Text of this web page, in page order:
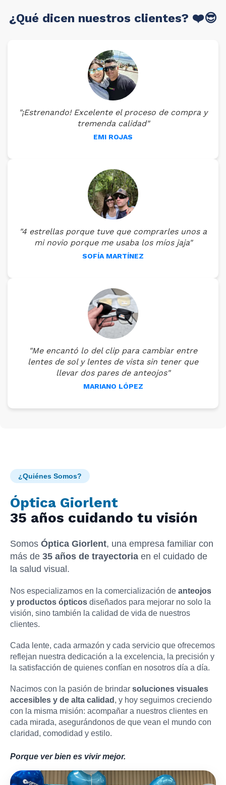
¿Qué dicen nuestros clientes? ❤️😎
"¡Estrenando! Excelente el proceso de compra y
tremenda calidad"
EMI ROJAS
"4 estrellas porque tuve que comprarles unos a
mi novio porque me usaba los míos jaja"
SOFÍA MARTÍNEZ
"Me encantó lo del clip para cambiar entre
lentes de sol y lentes de vista sin tener que
llevar dos pares de anteojos"
MARIANO LÓPEZ
¿Quiénes Somos?
Óptica Giorlent
35 años cuidando tu visión
Somos Óptica Giorlent, una empresa familiar con
más de 35 años de trayectoria en el cuidado de
la salud visual.
Nos especializamos en la comercialización de anteojos
y productos ópticos diseñados para mejorar no solo la
visión, sino también la calidad de vida de nuestros
clientes.
Cada lente, cada armazón y cada servicio que ofrecemos
reflejan nuestra dedicación a la excelencia, la precisión y
la satisfacción de quienes confían en nosotros día a día.
Nacimos con la pasión de brindar soluciones visuales
accesibles y de alta calidad , y hoy seguimos creciendo
con la misma misión: acompañar a nuestros clientes en
cada mirada, asegurándonos de que vean el mundo con
claridad, comodidad y estilo.
Porque ver bien es vivir mejor.